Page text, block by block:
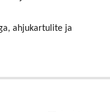
ahjukartulite ja